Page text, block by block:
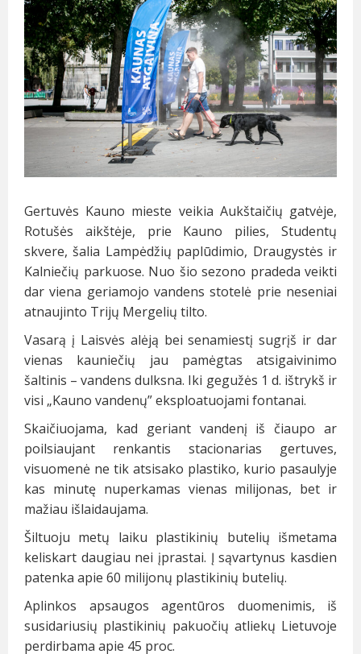
Gertuvės Kauno mieste veikia Aukštaičių gatvėje,
Rotušės aikštėje, prie Kauno pilies, Studentų
skvere, šalia Lampėdžių paplūdimio, Draugystės ir
Kalniečių parkuose. Nuo šio sezono pradeda veikti
dar viena geriamojo vandens stotelė prie neseniai
atnaujinto Trijų Mergelių tilto.
Vasarą į Laisvės alėją bei senamiestį sugrįš ir dar
vienas kauniečių jau pamėgtas atsigaivinimo
šaltinis – vandens dulksna. Iki gegužės 1 d. ištrykš ir
visi „Kauno vandenų” eksploatuojami fontanai.
Skaičiuojama, kad geriant vandenį iš čiaupo ar
poilsiaujant renkantis stacionarias gertuves,
visuomenė ne tik atsisako plastiko, kurio pasaulyje
kas minutę nuperkamas vienas milijonas, bet ir
mažiau išlaidaujama.
Šiltuoju metų laiku plastikinių butelių išmetama
keliskart daugiau nei įprastai. Į sąvartynus kasdien
patenka apie 60 milijonų plastikinių butelių.
Aplinkos apsaugos agentūros duomenimis, iš
susidariusių plastikinių pakuočių atliekų Lietuvoje
perdirbama apie 45 proc.